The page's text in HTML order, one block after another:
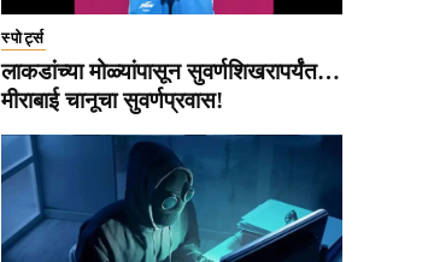
स्पोर्ट्स
लाकडांच्या मोळ्यांपासून सुवर्णशिखरापर्यंत…
मीराबाई चानूचा सुवर्णप्रवास!